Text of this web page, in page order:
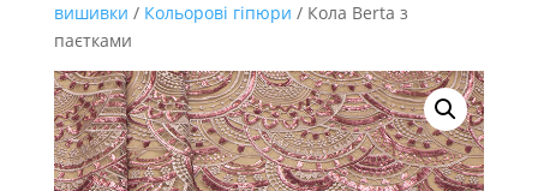
вишивки / Кольорові гіпюри / Кола Berta з
паєтками